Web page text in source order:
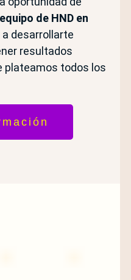
equipo de HND en
desarrollarte
resultados
plateamos todos los